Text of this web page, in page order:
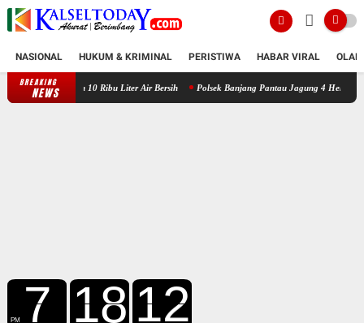
NASIONAL HUKUM & KRIMINAL PERISTIWA HABAR VIRAL
BREAKING
NEWS
Salurkan 10 Ribu Liter Air Bersih Polsek Banjang Pantau Jagung 4 Hektare di